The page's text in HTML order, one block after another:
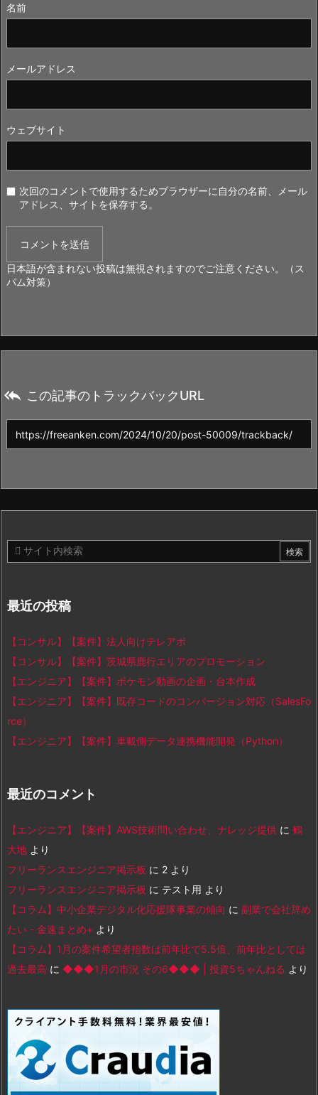
名前
メールアドレス
ウェブサイト
次回のコメントで使用するためブラウザーに自分の名前、メール
アドレス、サイトを保存する。
日本語が含まれない投稿は無視されますのでご注意ください。（ス
パム対策）
 この記事のトラックバックURL
最近の投稿
【コンサル】【案件】法人向けテレアポ
【コンサル】【案件】茨城県鹿行エリアのプロモーション
【エンジニア】【案件】ポケモン動画の企画・台本作成
【エンジニア】【案件】既存コードのコンバージョン対応（SalesFo
rce）
【エンジニア】【案件】車載側データ連携機能開発（Python）
最近のコメント
【エンジニア】【案件】AWS技術問い合わせ、ナレッジ提供 に 鶴
大地 より
フリーランスエンジニア掲示板 に 2 より
フリーランスエンジニア掲示板 に テスト用 より
【コラム】中小企業デジタル化応援隊事業の傾向 に 副業で会社辞め
たい - 金速まとめ+ より
【コラム】1月の案件希望者指数は前年比で5.5倍、前年比としては
過去最高 に ◆◆◆1月の市況 その6◆◆◆ | 投資5ちゃんねる より